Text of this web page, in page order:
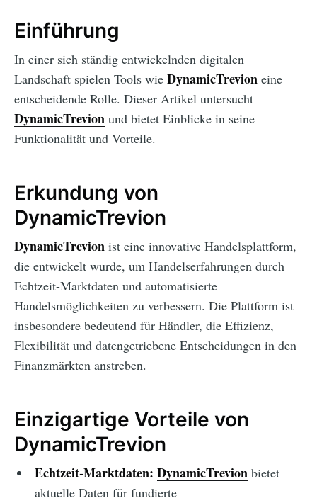
Einführung
In einer sich ständig entwickelnden digitalen
Landschaft spielen Tools wie DynamicTrevion eine
entscheidende Rolle. Dieser Artikel untersucht
DynamicTrevion und bietet Einblicke in seine
Funktionalität und Vorteile.
Erkundung von
DynamicTrevion
DynamicTrevion ist eine innovative Handelsplattform,
die entwickelt wurde, um Handelserfahrungen durch
Echtzeit-Marktdaten und automatisierte
Handelsmöglichkeiten zu verbessern. Die Plattform ist
insbesondere bedeutend für Händler, die Effizienz,
Flexibilität und datengetriebene Entscheidungen in den
Finanzmärkten anstreben.
Einzigartige Vorteile von
DynamicTrevion
Echtzeit-Marktdaten: DynamicTrevionbietet
aktuelle Daten für fundierte